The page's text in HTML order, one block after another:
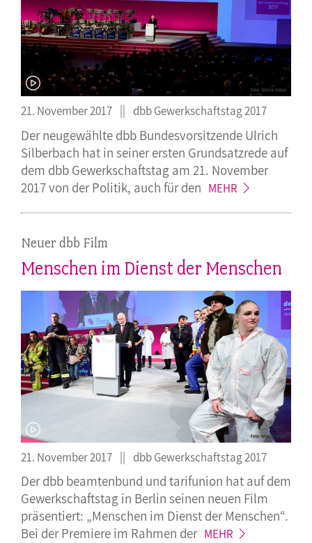
21. November 2017 dbb Gewerkschaftstag 2017
Der neugewählte dbb Bundesvorsitzende Ulrich
Silberbach hat in seiner ersten Grundsatzrede auf
dem dbb Gewerkschaftstag am 21. November
2017 von der Politik, auch fürden MEHR
Neuer dbb Film
Menschen im Dienst der Menschen
21. November 2017 dbb Gewerkschaftstag 2017
Der dbb beamtenbund und tarifunion hat auf dem
Gewerkschaftstag in Berlin seinen neuen Film
präsentiert: „Menschen im Dienst der Menschen“.
Bei der Premiere im Rahmen der MEHR